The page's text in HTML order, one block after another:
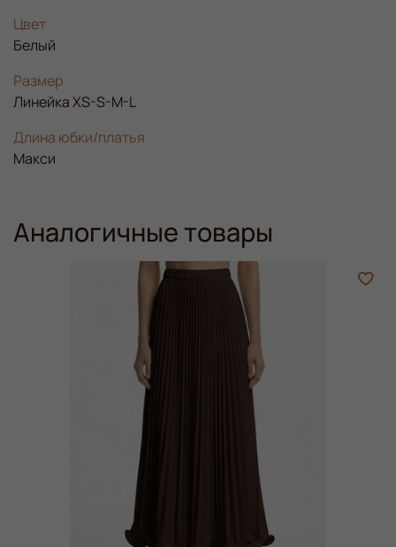
Цвет
Белый
Размер
Линейка XS-S-M-L
Длина юбки/платья
Макси
Аналогичные товары